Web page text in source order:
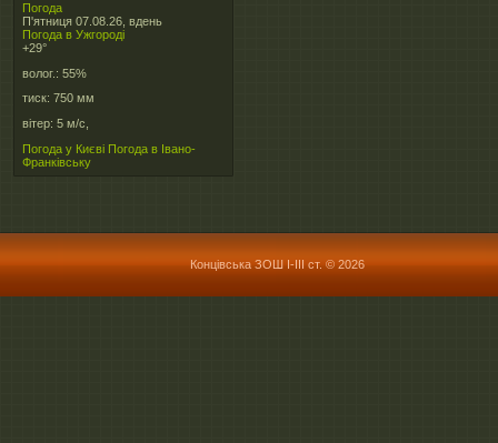
Погода
П'ятниця 07.08.26, вдень
Погода в Ужгороді
+29°
волог.: 55%
тиск: 750 мм
вітер: 5 м/с,
Погода у Києві Погода в Івано-
Франківську
Концівська ЗОШ І-ІІІ ст. © 2026